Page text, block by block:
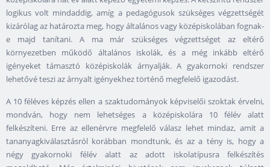
logikus volt mindaddig, amíg a pedagógusok szükséges végzettségét
kizárólag az határozta meg, hogy általános vagy középiskolában fognak-
e majd tanítani. A ma már szükséges végzettséget az eltérő
környezetben működő általános iskolák, és a még inkább eltérő
igényeket támasztó középiskolák árnyalják. A gyakornoki rendszer
lehetővé teszi az árnyalt igényekhez történő megfelelő igazodást.
A 10 féléves képzés ellen a szaktudományok képviselői szoktak érvelni,
mondván, hogy nem lehetséges a középiskolára 10 félév alatt
felkészíteni. Erre az ellenérvre megfelelő válasz lehet mindaz, amit a
tananyagkiválasztásról korábban mondtunk, és az a tény is, hogy a
négy gyakornoki félév alatt az adott iskolatípusra felkészítés